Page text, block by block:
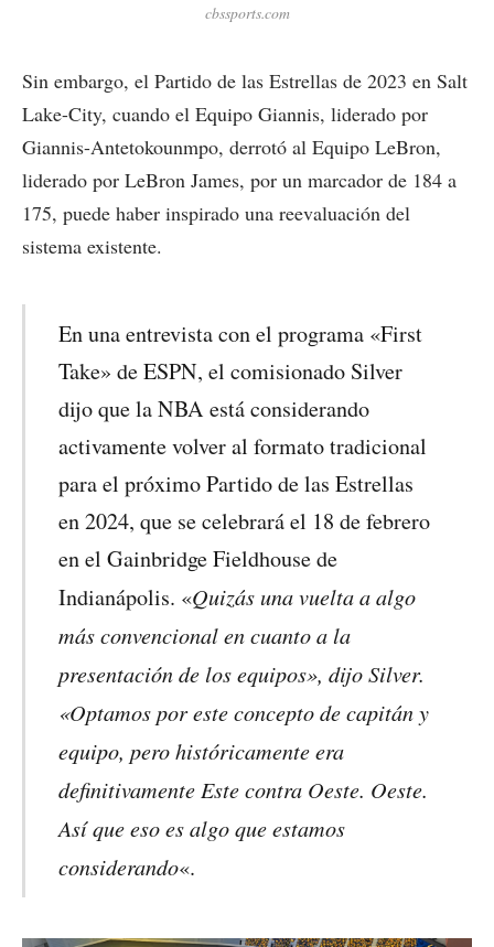
cbssports.com
Sin embargo, el Partido de las Estrellas de 2023 en Salt
Lake-City, cuando el Equipo Giannis, liderado por
Giannis-Antetokounmpo, derrotó al Equipo LeBron,
liderado por LeBron James, por un marcador de 184 a
175, puede haber inspirado una reevaluación del
sistema existente.
En una entrevista con el programa «First
Take» de ESPN, el comisionado Silver
dijo que la NBA está considerando
activamente volver al formato tradicional
para el próximo Partido de las Estrellas
en 2024, que se celebrará el 18 de febrero
en el Gainbridge Fieldhouse de
Indianápolis. «Quizás una vuelta a algo
más convencional en cuanto a la
presentación de los equipos», dijo Silver.
«Optamos por este concepto de capitán y
equipo, pero históricamente era
definitivamente Este contra Oeste. Oeste.
Así que eso es algo que estamos
considerando«.